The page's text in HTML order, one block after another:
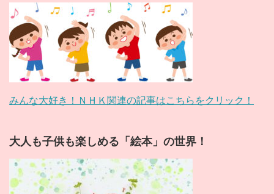
みんな大好き！ＮＨＫ関連の記事はこちらをクリック！
大人も子供も楽しめる「絵本」の世界！